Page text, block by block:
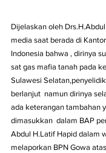
Dijelaskan oleh
media saat berada di
Indonesia bahwa , dirinya
sat gas mafia tanah pada
Sulawesi
berlanjut  namun dirinya
ada keterangan tambahan
dimasukkan  dalam BAP
Abdul H.Latif Hapid dalam
melaporkan BPN Gowa